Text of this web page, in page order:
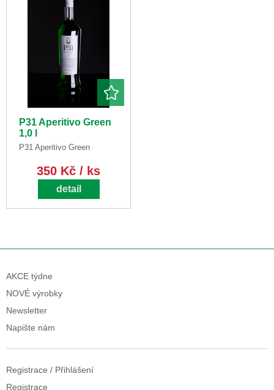
P31 Aperitivo Green
1,0 l
P31 Aperitivo Green
350 Kč / ks
detail
AKCE týdne
NOVÉ výrobky
Newsletter
Napište nám
Registrace / Přihlášení
Registrace